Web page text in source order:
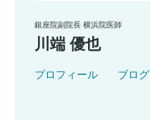
銀座院副院長 横浜院医師
川端 優也
プロフィール ブログ